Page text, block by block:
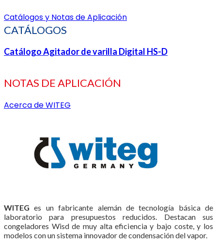
Catálogos y Notas de Aplicación
CATÁLOGOS
Catálogo Agitador de varilla Digital HS-D
NOTAS DE APLICACIÓN
Acerca de WITEG
WITEG es un fabricante alemán de tecnología básica de
laboratorio para presupuestos reducidos. Destacan sus
congeladores Wisd de muy alta eficiencia y bajo coste, y los
modelos con un sistema innovador de condensación del vapor.